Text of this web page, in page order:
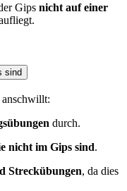
Gips nicht auf einer
sind
durch.
nicht im Gips sind.
Streckübungen, da dies